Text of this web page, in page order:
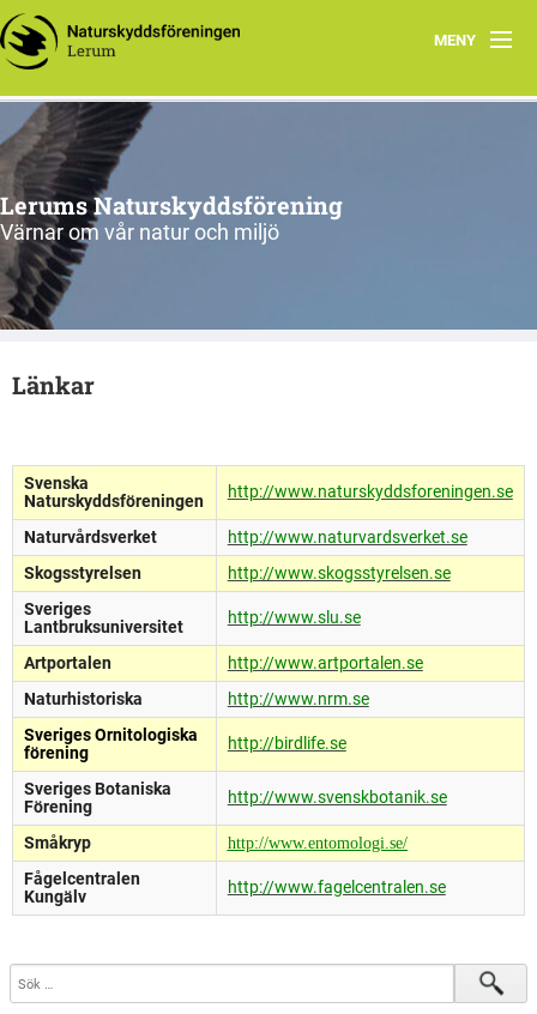
MENY
Hem
Grupper
Lerums Naturskyddsförening
Värnar om vår natur och miljö
Länkar
Svenska
Naturskyddsföreningen
http://www.naturskyddsforeningen.se
Naturvårdsverket
http://www.naturvardsverket.se
Skogsstyrelsen
http://www.skogsstyrelsen.se
Sveriges
Lantbruksuniversitet
http://www.slu.se
Artportalen
http://www.artportalen.se
Naturhistoriska
http://www.nrm.se
Sveriges Ornitologiska
förening
http://birdlife.se
Sveriges Botaniska
Förening
http://www.svenskbotanik.se
Småkryp http://www.entomologi.se/
Fågelcentralen
Kungälv
http://www.fagelcentralen.se